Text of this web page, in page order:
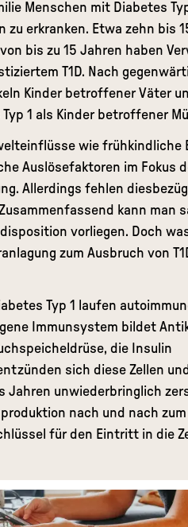
Menschen mit Diabetes
zu erkranken. Etwa zehn bis
bis zu 15 Jahren haben
T1D. Nach
Kinder betroffener Väter
1 als Kinder betroffener
wie frühkindliche
Auslösefaktoren im Fokus
Allerdings fehlen
kann man
vorliegen. Doch
zum Ausbruch von
Typ 1 laufen
Immunsystem bildet
die Insulin
sich diese Zellen
Jahren unwiederbringlich
nach und nach zum
für den Eintritt in die